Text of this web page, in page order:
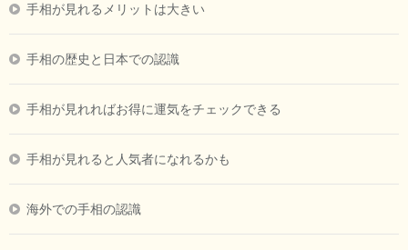
手相が見れるメリットは大きい
手相の歴史と日本での認識
手相が見れればお得に運気をチェックできる
手相が見れると人気者になれるかも
海外での手相の認識